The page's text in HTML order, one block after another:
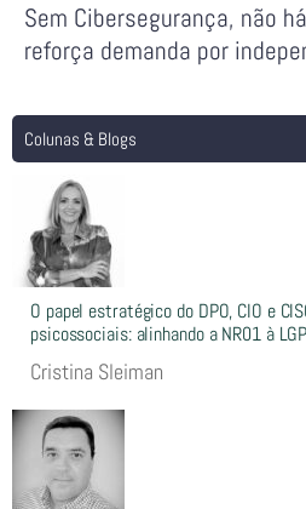
Sem Cibersegurança, não
reforça demanda por
Colunas & Blogs
O papel estratégico do DPO, CIO e
psicossociais: alinhando a NR01 à
Cristina Sleiman